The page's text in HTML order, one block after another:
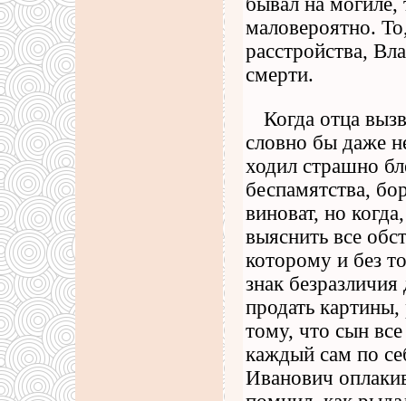
маловероятно.
расстройства,
смерти.
Когда отца
словно бы даже
ходил страшно
беспамятства,
виноват, но
выяснить все
которому и без
знак
продать
тому, что сын
каждый сам по
Иванович